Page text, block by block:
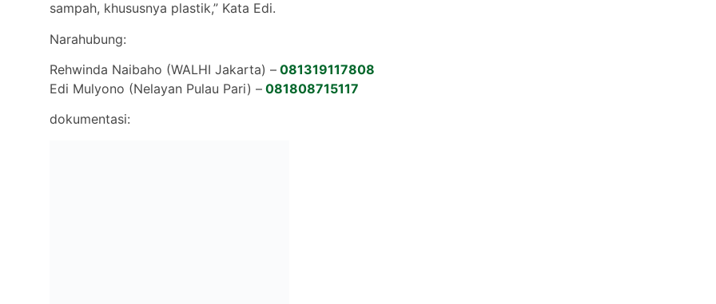
sampah, khususnya plastik,” Kata Edi.
Narahubung:
Rehwinda Naibaho (WALHI Jakarta) – 081319117808
Edi Mulyono (Nelayan Pulau Pari) – 081808715117
dokumentasi: